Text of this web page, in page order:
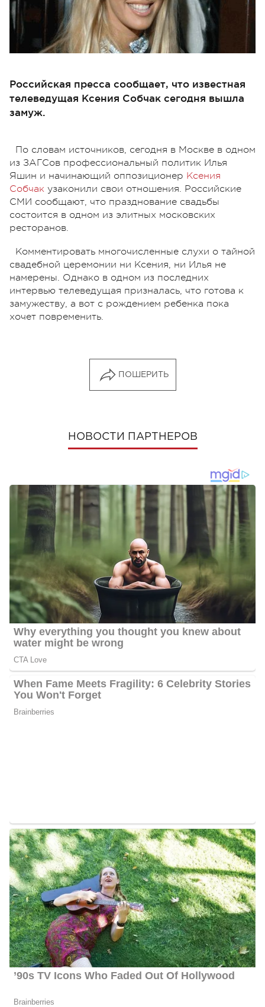
Российская пресса сообщает, что известная
телеведущая Ксения Собчак сегодня вышла
замуж.
По словам источников, сегодня в Москве в одном
из ЗАГСов профессиональный политик Илья
Яшин и начинающий оппозиционер Ксения
Собчак узаконили свои отношения. Российские
СМИ сообщают, что празднование свадьбы
состоится в одном из элитных московских
ресторанов.
Комментировать многочисленные слухи о тайной
свадебной церемонии ни Ксения, ни Илья не
намерены. Однако в одном из последних
интервью телеведущая призналась, что готова к
замужеству, а вот с рождением ребенка пока
хочет повременить.
ПОШЕРИТЬ
НОВОСТИ ПАРТНЕРОВ